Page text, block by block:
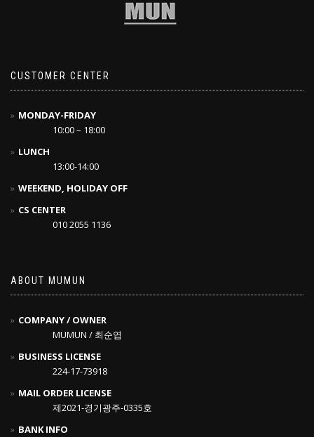
CUSTOMER CENTER
MONDAY-FRIDAY
10:00 – 18:00
LUNCH
13:00-14:00
WEEKEND, HOLIDAY OFF
CS CENTER
010 2055 1136
ABOUT MUMUN
COMPANY / OWNER
MUMUN / 최순엽
BUSINESS LICENSE
224-17-73918
MAIL ORDER LICENSE
제2021-경기광주-0335호
BANK INFO